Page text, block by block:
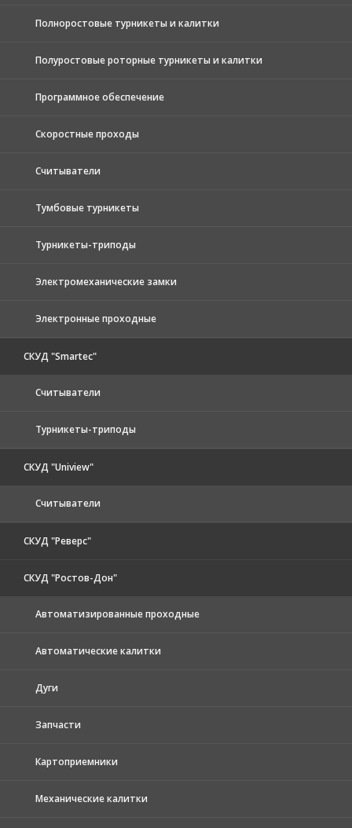
Полноростовые турникеты и калитки
Полуростовые роторные турникеты и калитки
Программное обеспечение
Скоростные проходы
Считыватели
Тумбовые турникеты
Турникеты-триподы
Электромеханические замки
Электронные проходные
СКУД "Smartec"
Считыватели
Турникеты-триподы
СКУД "Uniview"
Считыватели
СКУД "Реверс"
СКУД "Ростов-Дон"
Автоматизированные проходные
Автоматические калитки
Дуги
Запчасти
Картоприемники
Механические калитки